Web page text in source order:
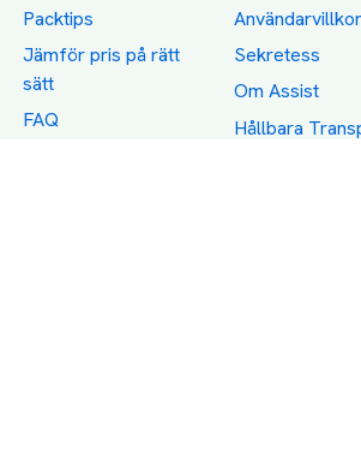
Packtips
Jämför pris på rätt
sätt
FAQ
Användarvillkor
Sekretess
Om Assist
Hållbara